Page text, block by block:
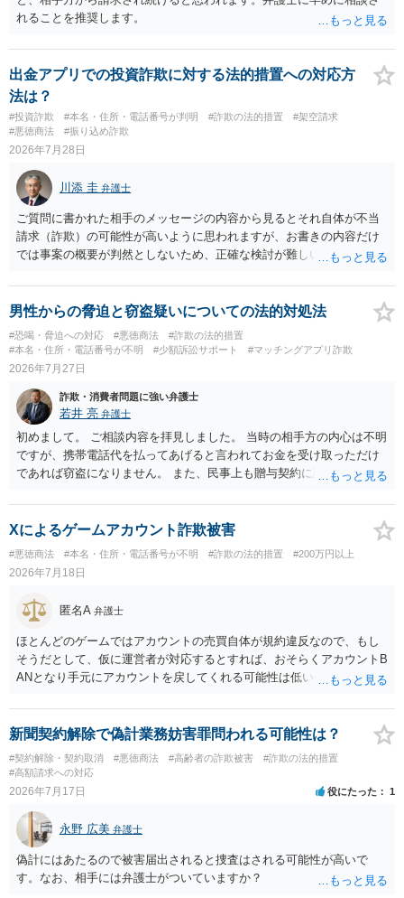
れることを推奨します。
出金アプリでの投資詐欺に対する法的措置への対応方
法は？
#投資詐欺 #本名・住所・電話番号が判明 #詐欺の法的措置
#架空請求
#悪徳商法
#振り込め詐欺
2026年7月28日
川添 圭 弁護士
ご質問に書かれた相手のメッセージの内容から見るとそれ自体が不当
請求（詐欺）の可能性が高いように思われますが、お書きの内容だけ
では事案の概要が判然としないため、正確な検討が難しいです。例え
画面を見て貰いながらアドバイスう受けた方が確実です。
男性からの脅迫と窃盗疑いについての法的対処法
#恐喝・脅迫への対応 #悪徳商法
#詐欺の法的措置
#本名・住所・電話番号が不明
#少額訴訟サポート #マッチングアプリ詐欺
2026年7月27日
詐欺・消費者問題に強い弁護士
若井 亮 弁護士
初めまして。 ご相談内容を拝見しました。 当時の相手方の内心は不明
ですが、携帯電話代を払ってあげると言われてお金を受け取っただけ
であれば窃盗になりません。 また、民事上も贈与契約に該当すると思
ず、可能であればブロックをするようにしてください。 ご不安であれ
ば、最寄りの警察署に相談をしても良いかもしれません。 以上、ご参
Xによるゲームアカウント詐欺被害
#悪徳商法 #本名・住所・電話番号が不明 #詐欺の法的措置 #200万円以上
2026年7月18日
匿名A 弁護士
ほとんどのゲームではアカウントの売買自体が規約違反なので、もし
そうだとして、仮に運営者が対応するとすれば、おそらくアカウントB
ANとなり手元にアカウントを戻してくれる可能性は低いかもしれませ
絶）を食らう可能性があります。RMTが許されているゲーム（海外の
運営会社にはそのようなスタンスの事業者もいます）であれば結論は
新聞契約解除で偽計業務妨害罪問われる可能性は？
#契約解除・契約取消 #悪徳商法 #高齢者の詐欺被害
#詐欺の法的措置
#高額請求への対応
2026年7月17日 役にたった 1
永野 広美 弁護士
偽計にはあたるので被害届出されると捜査はされる可能性が高いで
す。なお、相手には弁護士がついていますか？